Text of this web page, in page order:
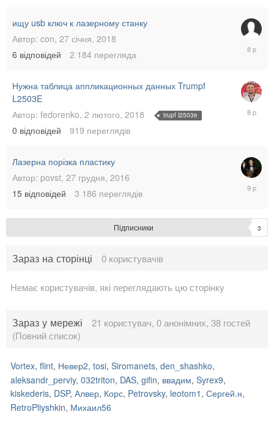
ищу usb ключ к лазерному станку
Автор: con, 27 січня, 2018
6 відповідей 2 184 перегляда
Нужна таблица аппликационных данных Trumpf
L2503E
Автор: fedorenko, 2 лютого, 2018 trupf l2503e
0 відповідей 919 переглядів
Лазерна порізка пластику
Автор: povst, 27 грудня, 2016
15 відповідей 3 186 переглядів
Підписники 3
Зараз на сторінці 0 користувачів
Немає користувачів, які переглядають цю сторінку
Зараз у мережі 21 користувач, 0 анонімних, 38 гостей
(Повний список)
Vortex flint Невер2 tosi Siromanets den_shashko
aleksandr_perviy 032triton DAS gifin ввадим Syrex9
kiskederis DSP Алвер Корс Petrovsky leotom1 Сергей.н
RetroPliyshkin Михаил56